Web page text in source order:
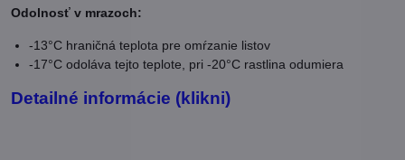
Odolnosť v mrazoch:
-13°C hraničná teplota pre omŕzanie listov
-17°C odoláva tejto teplote, pri -20°C rastlina odumiera
Detailné informácie (klikni)